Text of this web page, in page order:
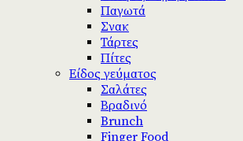
Παγωτά
Σνακ
Τάρτες
Πίτες
Είδος γεύματος
Σαλάτες
Βραδινό
Brunch
Finger Food